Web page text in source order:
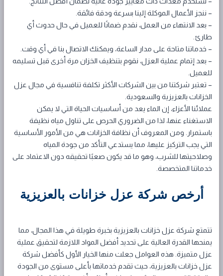
– ننجز الأعمال الموكلة إلينا بسرعة ودقة فائقة.
– بعد الانتهاء من العمل، نقدم ضمانًا للعميل في حال حدوث أي
طارئ.
– خدماتنا متاحة على مدار الساعة، ويمكنك الاتصال بنا في أي وقت.
– بعد إتمام عملية العزل، نقوم بتنظيف الخزان مرة أخرى قبل تسليمه
للعميل.
– تعتبر شركتنا من بين الشركات الأكثر تكلفة تنافسية في مجال عزل
الخزانات بالعزيزية والسعودية.
عملائنا الأعزاء، إن الماء يعد من أساسيات الحياة التي لا يمكن
الاستغناء عنها، لذا من الضروري الحرص على تناول مياه نظيفة
باستمرار. ومن المعروف أن نظافة الخزانات هي من الأمور الأساسية
التي يجب التركيز عليها، مما يستدعي التأكد من جودة المياه
وصلاحيتها للشرب، وهو ما قد يكون صعبًا تحقيقه دون الاعتماد على
خدماتنا المتخصصة.
أرخص شركة عزل خزانات بالعزيزية
تتمتع شركة عزل خزانات بالعزيزية بخبرة طويلة في هذا المجال، مما
يمنحها القدرة العالية على تحديد أفضل المواد اللازمة لتحقيق عملية
عزل متميزة. هذه العوامل جعلت منها الخيار الأول كأفضل شركة
عزل خزانات بالعزيزية، حيث تقدم خدماتها بأعلى مستوى من الجودة